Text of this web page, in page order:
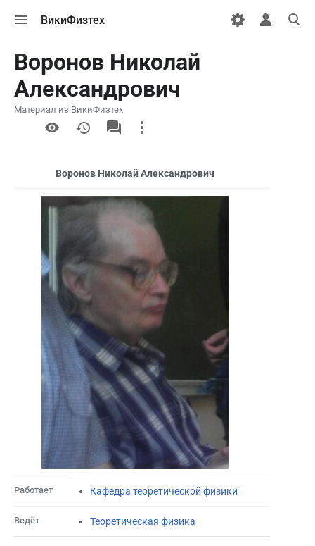
меню
ВикиФизтех
Открыть
поиск
Воронов Николай
Александрович
Материал из ВикиФизтех
More
actions
Воронов Николай Александрович
Работает Кафедра теоретической физики
Ведёт Теоретическая физика